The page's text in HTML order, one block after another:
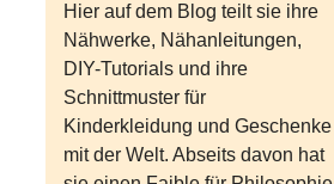
Hier auf dem Blog teilt sie ihre
Nähwerke, Nähanleitungen,
DIY-Tutorials und ihre
Schnittmuster für
Kinderkleidung und Geschenke
mit der Welt. Abseits davon hat